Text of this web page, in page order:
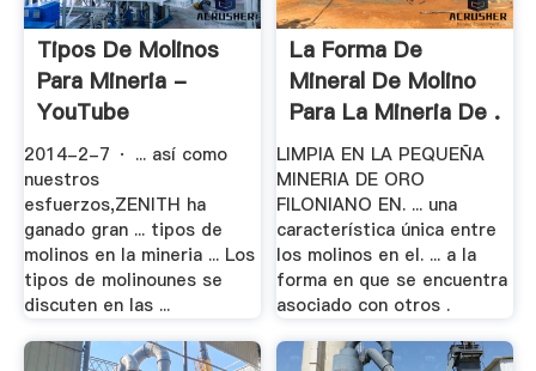
Tipos De Molinos
Para Mineria -
YouTube
2014-2-7 · ... así como
nuestros
esfuerzos,ZENITH ha
ganado gran ... tipos de
molinos en la mineria ... Los
tipos de molinounes se
discuten en las ...
La Forma De
Mineral De Molino
Para La Mineria De .
LIMPIA EN LA PEQUEÑA
MINERIA DE ORO
FILONIANO EN. ... una
característica única entre
los molinos en el. ... a la
forma en que se encuentra
asociado con otros .